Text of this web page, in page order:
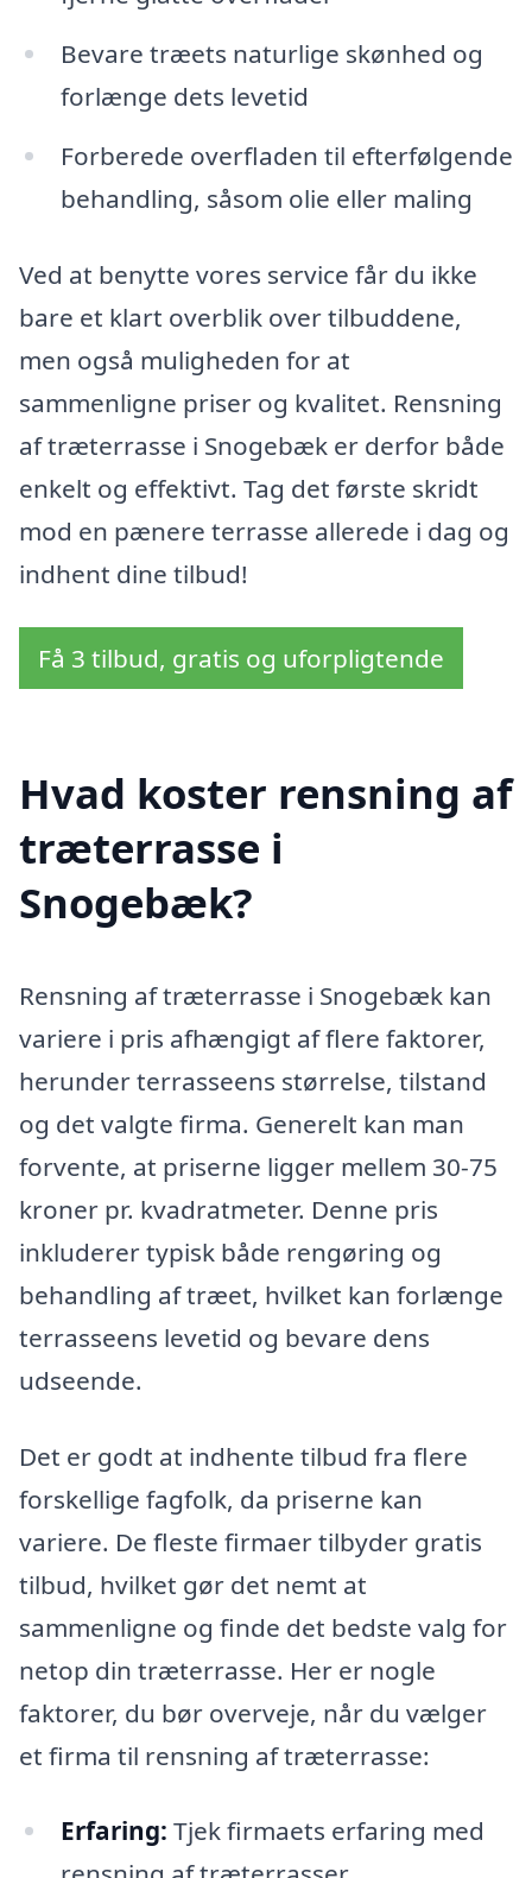
Bevare træets naturlige skønhed og
forlænge dets levetid
Forberede overfladen til efterfølgende
behandling, såsom olie eller maling
Ved at benytte vores service får du ikke
bare et klart overblik over tilbuddene,
men også muligheden for at
sammenligne priser og kvalitet. Rensning
af træterrasse i Snogebæk er derfor både
enkelt og effektivt. Tag det første skridt
mod en pænere terrasse allerede i dag og
indhent dine tilbud!
Få 3 tilbud, gratis og uforpligtende
Hvad koster rensning af
træterrasse i
Snogebæk?
Rensning af træterrasse i Snogebæk kan
variere i pris afhængigt af flere faktorer,
herunder terrasseens størrelse, tilstand
og det valgte firma. Generelt kan man
forvente, at priserne ligger mellem 30-75
kroner pr. kvadratmeter. Denne pris
inkluderer typisk både rengøring og
behandling af træet, hvilket kan forlænge
terrasseens levetid og bevare dens
udseende.
Det er godt at indhente tilbud fra flere
forskellige fagfolk, da priserne kan
variere. De fleste firmaer tilbyder gratis
tilbud, hvilket gør det nemt at
sammenligne og finde det bedste valg for
netop din træterrasse. Her er nogle
faktorer, du bør overveje, når du vælger
et firma til rensning af træterrasse:
Erfaring: Tjek firmaets erfaring med